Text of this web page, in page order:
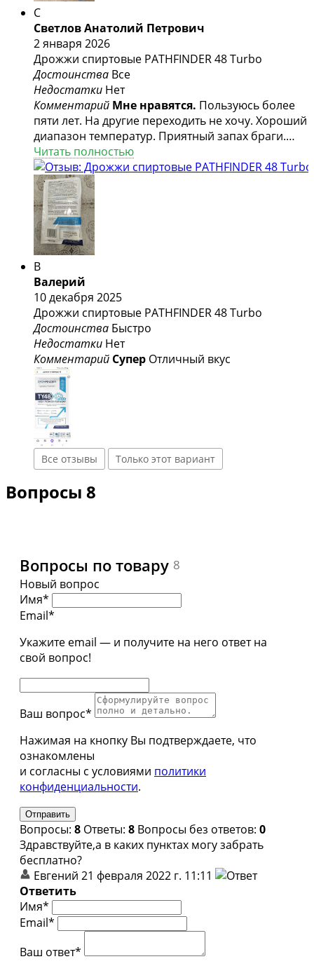
С
Светлов Анатолий Петрович
2 января 2026
Дрожжи спиртовые PATHFINDER 48 Turbo
Достоинства Все
Недостатки Нет
Комментарий Мне нравятся. Пользуюсь более
пяти лет. На другие переходить не хочу. Хороший
диапазон температур. Приятный запах браги.
Хорошо бродит брага сахарная. Все устраивает.
Рекомендую.
Читать полностью
В
Валерий
10 декабря 2025
Дрожжи спиртовые PATHFINDER 48 Turbo
Достоинства Быстро
Недостатки Нет
Комментарий Супер Отличный вкус
Все отзывы Только этот вариант
Вопросы 8
Вопросы по товару 8
Новый вопрос
Имя*
Email*
Укажите email — и получите на него ответ на
свой вопрос!
Ваш вопрос*
Нажимая на кнопку Вы подтверждаете, что
ознакомлены
и согласны с условиями политики
конфиденциальности.
Вопросы: 8 Ответы: 8 Вопросы без ответов: 0
Здравствуйте,а в каких пунктах могу забрать
бесплатно?
Евгений 21 февраля 2022 г. 11:11
Ответить
Имя*
Email*
Ваш ответ*